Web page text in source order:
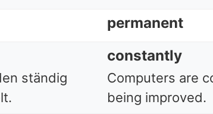
permanent
constantly
ständig
Computers are
being improved.